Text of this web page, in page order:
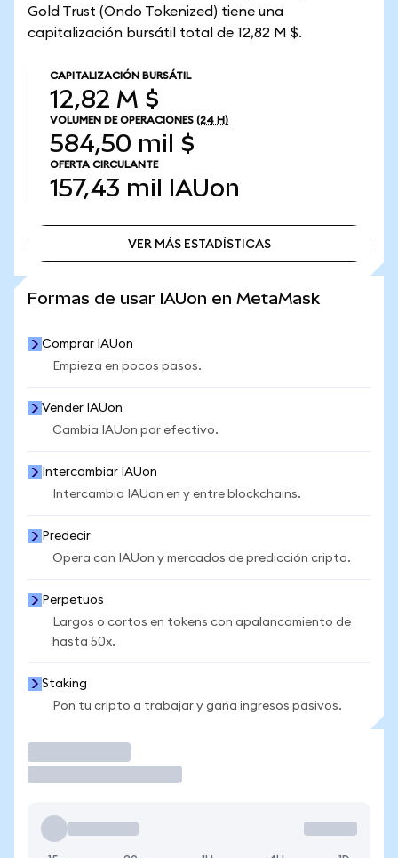
Gold Trust (Ondo Tokenized) tiene una
capitalización bursátil total de 12,82 M $.
CAPITALIZACIÓN BURSÁTIL
12,82 M $
VOLUMEN DE OPERACIONES (24 H)
584,50 mil $
OFERTA CIRCULANTE
157,43 mil IAUon
VER MÁS ESTADÍSTICAS
Formas de usar IAUon en MetaMask
Comprar IAUon
Empieza en pocos pasos.
Vender IAUon
Cambia IAUon por efectivo.
Intercambiar IAUon
Intercambia IAUon en y entre blockchains.
Predecir
Opera con IAUon y mercados de predicción cripto.
Perpetuos
Largos o cortos en tokens con apalancamiento de
hasta 50x.
Staking
Pon tu cripto a trabajar y gana ingresos pasivos.